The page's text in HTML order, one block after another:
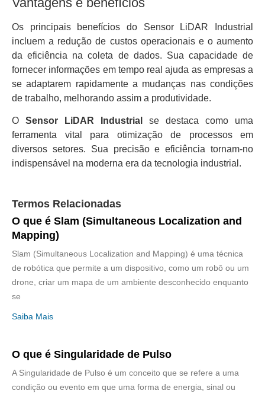
Os principais benefícios do Sensor LiDAR Industrial
incluem a redução de custos operacionais e o aumento
da eficiência na coleta de dados. Sua capacidade de
fornecer informações em tempo real ajuda as empresas a
se adaptarem rapidamente a mudanças nas condições
de trabalho, melhorando assim a produtividade.
O Sensor LiDAR Industrial
se destaca como uma
ferramenta vital para otimização de processos em
diversos setores. Sua precisão e eficiência tornam-no
indispensável na moderna era da tecnologia industrial.
Termos Relacionadas
O que é Slam (Simultaneous Localization and
Mapping)
Slam (Simultaneous Localization and Mapping) é uma técnica
de robótica que permite a um dispositivo, como um robô ou um
drone, criar um mapa de um ambiente desconhecido enquanto
se
Saiba Mais
O que é Singularidade de Pulso
A Singularidade de Pulso é um conceito que se refere a uma
condição ou evento em que uma forma de energia, sinal ou